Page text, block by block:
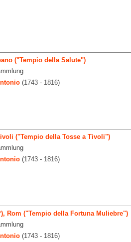
("Tempio della Salute")
(1743 - 1816)
("Tempio della Tosse a Tivoli")
(1743 - 1816)
Rom ("Tempio della Fortuna Muliebre")
(1743 - 1816)